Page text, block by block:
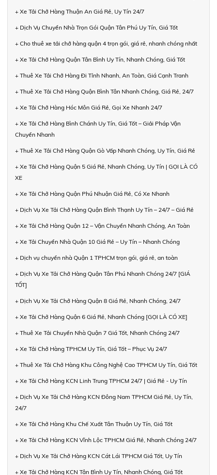
+ Xe Tải Chở Hàng Thuận An Giá Rẻ, Uy Tín 24/7
+ Dịch Vụ Chuyển Nhà Trọn Gói Quận Tân Phú Uy Tín, Giá Tốt
+ Cho thuê xe tải chở hàng quận 4 trọn gói, giá rẻ, nhanh chóng nhất
+ Xe Tải Chở Hàng Quận Tân Bình Uy Tín, Nhanh Chóng, Giá Tốt
+ Thuê Xe Tải Chở Hàng Đi Tỉnh Nhanh, An Toàn, Giá Cạnh Tranh
+ Thuê Xe Tải Chở Hàng Quận Bình Tân Nhanh Chóng, Giá Rẻ, 24/7
+ Xe Tải Chở Hàng Hóc Môn Giá Rẻ, Gọi Xe Nhanh 24/7
+ Xe Tải Chở Hàng Bình Chánh Uy Tín, Giá Tốt – Giải Pháp Vận
Chuyển Nhanh
+ Thuê Xe Tải Chở Hàng Quận Gò Vấp Nhanh Chóng, Uy Tín, Giá Rẻ
+ Xe Tải Chở Hàng Quận 5 Giá Rẻ, Nhanh Chóng, Uy Tín | GỌI LÀ CÓ
XE
+ Xe Tải Chở Hàng Quận Phú Nhuận Giá Rẻ, Có Xe Nhanh
+ Dịch Vụ Xe Tải Chở Hàng Quận Bình Thạnh Uy Tín – 24/7 – Giá Rẻ
+ Xe Tải Chở Hàng Quận 12 – Vận Chuyển Nhanh Chóng, An Toàn
+ Xe Tải Chuyển Nhà Quận 10 Giá Rẻ – Uy Tín – Nhanh Chóng
+ Dịch vụ chuyển nhà Quận 1 TPHCM trọn gói, giá rẻ, an toàn
+ Dịch Vụ Xe Tải Chở Hàng Quận Tân Phú Nhanh Chóng 24/7 [GIÁ
TỐT]
+ Dịch Vụ Xe Tải Chở Hàng Quận 8 Giá Rẻ, Nhanh Chóng, 24/7
+ Xe Tải Chở Hàng Quận 6 Giá Rẻ, Nhanh Chóng [GỌI LÀ CÓ XE]
+ Thuê Xe Tải Chuyển Nhà Quận 7 Giá Tốt, Nhanh Chóng 24/7
+ Xe Tải Chở Hàng TPHCM Uy Tín, Giá Tốt – Phục Vụ 24/7
+ Thuê Xe Tải Chở Hàng Khu Công Nghệ Cao TPHCM Uy Tín, Giá Tốt
+ Xe Tải Chở Hàng KCN Linh Trung TPHCM 24/7 | Giá Rẻ - Uy Tín
+ Dịch Vụ Xe Tải Chở Hàng KCN Đông Nam TPHCM Giá Rẻ, Uy Tín,
24/7
+ Xe Tải Chở Hàng Khu Chế Xuất Tân Thuận Uy Tín, Giá Tốt
+ Xe Tải Chở Hàng KCN Vĩnh Lộc TPHCM Giá Rẻ, Nhanh Chóng 24/7
+ Dịch Vụ Xe Tải Chở Hàng KCN Cát Lái TPHCM Giá Tốt, Uy Tín
+ Xe Tải Chở Hàng KCN Tân Bình Uy Tín, Nhanh Chóng, Giá Tốt